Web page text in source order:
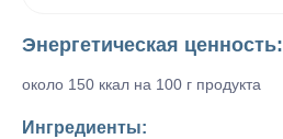
Энергетическая ценность:
около 150 ккал на 100 г продукта
Ингредиенты: